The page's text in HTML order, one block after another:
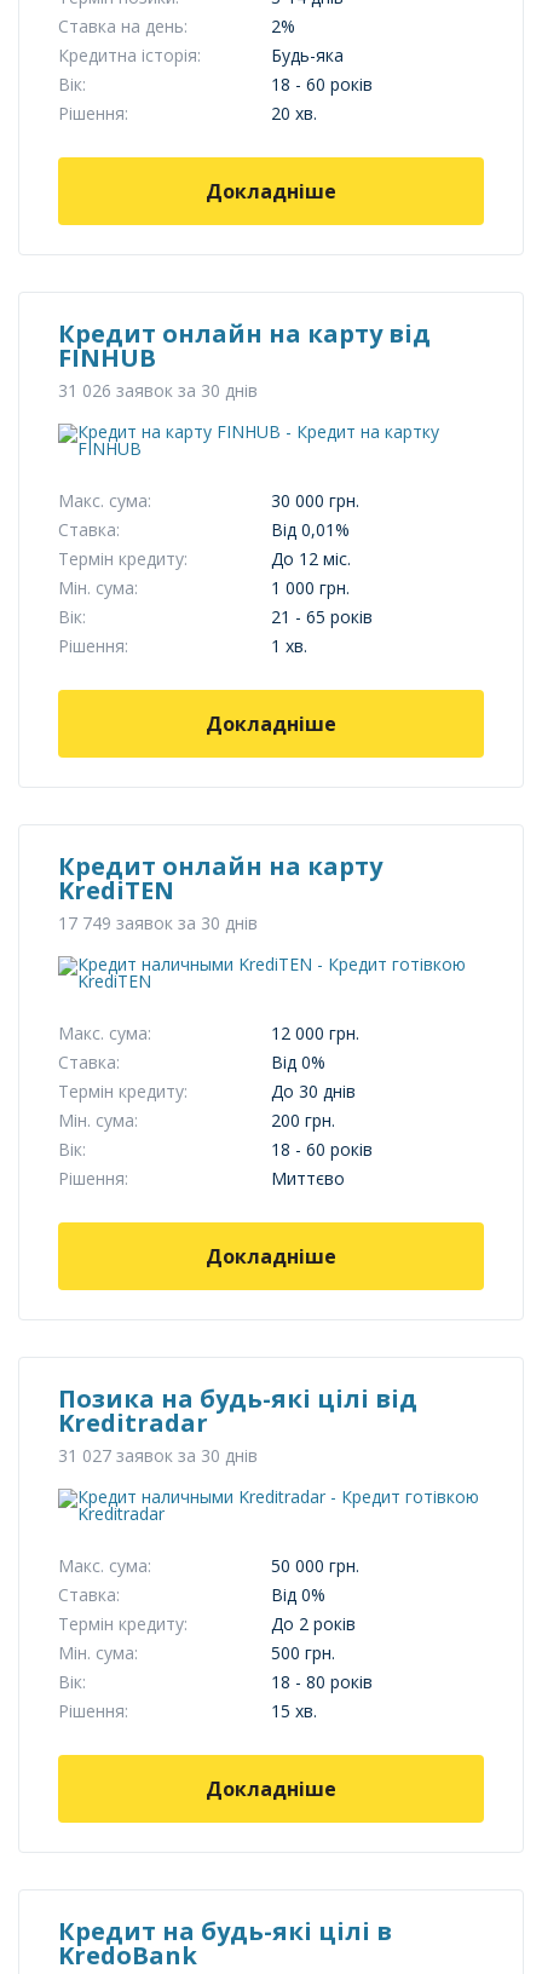
Ставка на день:
2%
Кредитна історія:
Будь-яка
Вік:
18 - 60 років
Рішення:
20 хв.
Докладніше
Кредит онлайн на карту від
FINHUB
31 026 заявок за 30 днів
Макс. сума:
30 000 грн.
Ставка:
Від 0,01%
Термін кредиту:
До 12 міс.
Мін. сума:
1 000 грн.
Вік:
21 - 65 років
Рішення:
1 хв.
Докладніше
Кредит онлайн на карту
KrediTEN
17 749 заявок за 30 днів
Макс. сума:
12 000 грн.
Ставка:
Від 0%
Термін кредиту:
До 30 днів
Мін. сума:
200 грн.
Вік:
18 - 60 років
Рішення:
Миттєво
Докладніше
Позика на будь-які цілі від
Kreditradar
31 027 заявок за 30 днів
Макс. сума:
50 000 грн.
Ставка:
Від 0%
Термін кредиту:
До 2 років
Мін. сума:
500 грн.
Вік:
18 - 80 років
Рішення:
15 хв.
Докладніше
Кредит на будь-які цілі в
KredoBank